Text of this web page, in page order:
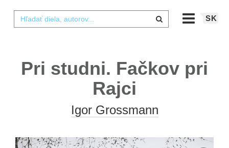
SK
Pri studni. Fačkov pri
Rajci
Igor Grossmann